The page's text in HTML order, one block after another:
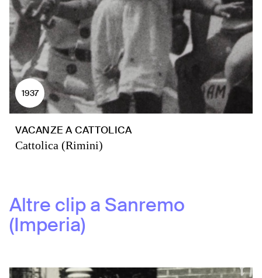
1937
VACANZE A CATTOLICA
Cattolica (Rimini)
Altre clip a Sanremo
(Imperia)